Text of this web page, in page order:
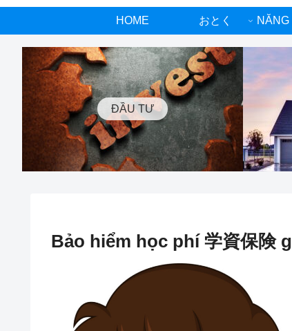
HOME おとく
ĐẦU TƯ
Bảo hiểm học phí 学資保険